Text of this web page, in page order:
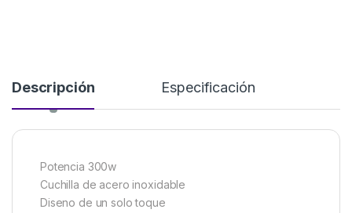
Descripción Especificación
Potencia 300w
Cuchilla de acero inoxidable
Diseno de un solo toque